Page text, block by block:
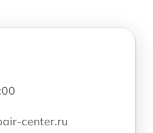
center.ru